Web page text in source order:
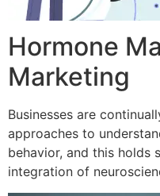
Hormone
Marketing
Businesses are
approaches to
behavior, and this holds
integration of